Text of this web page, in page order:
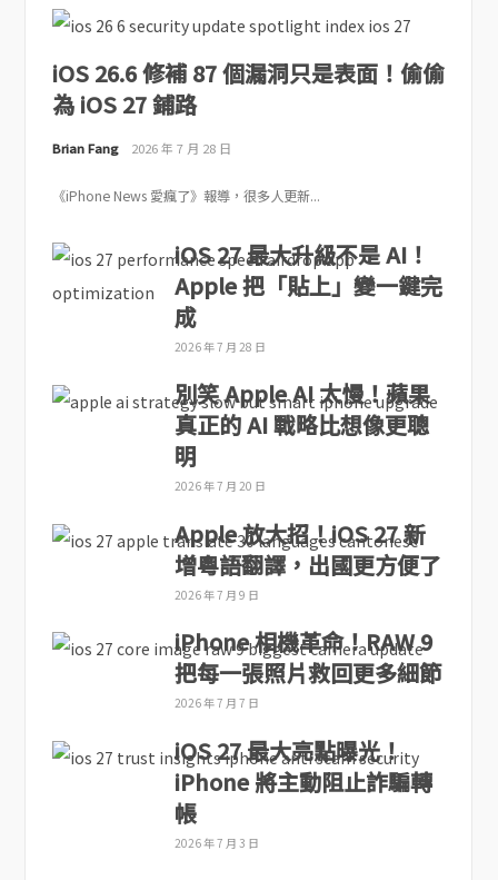
iOS 26.6 修補 87 個漏洞只是表面！偷偷
為 iOS 27 鋪路
Brian Fang 2026 年 7 月 28 日
《iPhone News 愛瘋了》報導，很多人更新...
iOS 27 最大升級不是 AI！
Apple 把「貼上」變一鍵完
成
2026 年 7 月 28 日
別笑 Apple AI 太慢！蘋果
真正的 AI 戰略比想像更聰
明
2026 年 7 月 20 日
Apple 放大招！iOS 27 新
增粵語翻譯，出國更方便了
2026 年 7 月 9 日
iPhone 相機革命！RAW 9
把每一張照片救回更多細節
2026 年 7 月 7 日
iOS 27 最大亮點曝光！
iPhone 將主動阻止詐騙轉
帳
2026 年 7 月 3 日